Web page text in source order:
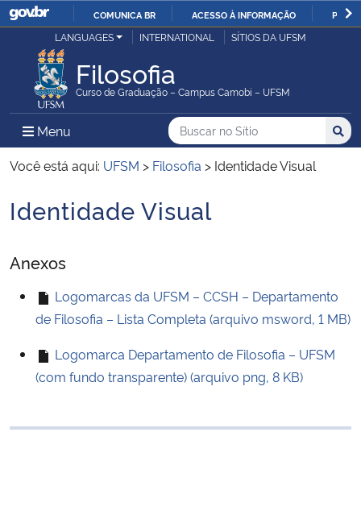
IR
COMUNICA BR ACESSO À INFORMAÇÃO
Ministério da Justiça e Segurança Pública
Ministério da Defesa
Ministério das Relações Exteriores
Ministério da Economia
Ministério da Agricultura, Pecuária e Abastecimento
Ministério da Cidadania
LANGUAGES INTERNATIONAL SÍTIOS DA UFSM
Filosofia
Curso de Graduação – Campus Camobi – UFSM
Menu Menu Principal do Sítio
Busca
Buscar no no Sítio
Busca:
Você está aqui: UFSM > Filosofia > Identidade Visual
Início do conteúdo
Identidade Visual
Anexos
Logomarcas da UFSM – CCSH – Departamento
de Filosofia – Lista Completa (arquivo msword, 1 MB)
Logomarca Departamento de Filosofia – UFSM
(com fundo transparente) (arquivo png, 8 KB)